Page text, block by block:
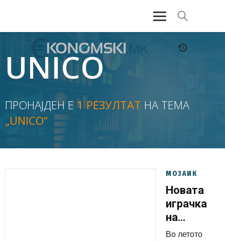
АКТУЕЛНО
ЕКОНОМИЈА
ФИНАНСИИ
БАНКАРСТВО
ЖИВОТ
UNICO
ПРОНАЈДЕН Е1 РЕЗУЛТАТ НА ТЕМА
„UNICO“
МОЗАИК
Новата
играчка
на
Во летото